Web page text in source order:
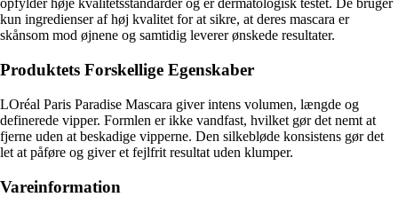
opfylder høje kvalitetsstandarder og er dermatologisk testet. De bruger
kun ingredienser af høj kvalitet for at sikre, at deres mascara er
skånsom mod øjnene og samtidig leverer ønskede resultater.
Produktets Forskellige Egenskaber
LOréal Paris Paradise Mascara giver intens volumen, længde og
definerede vipper. Formlen er ikke vandfast, hvilket gør det nemt at
fjerne uden at beskadige vipperne. Den silkebløde konsistens gør det
let at påføre og giver et fejlfrit resultat uden klumper.
Vareinformation